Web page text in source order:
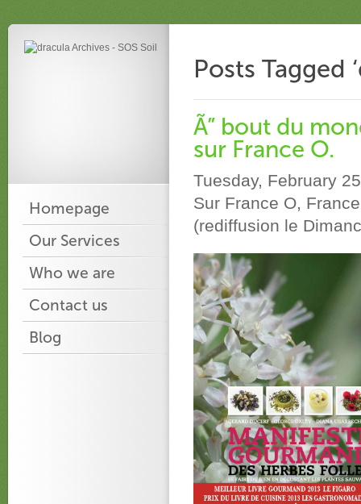
Homepage
Our Services
Who we are
Contact us
Blog
Posts Tagged
Ã” bout du
sur France O.
Tuesday, February
Sur France O,
(rediffusion le